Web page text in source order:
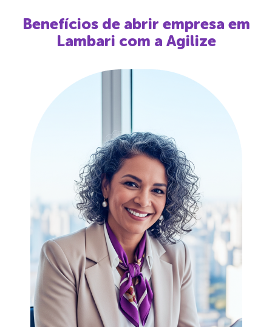
Benefícios de abrir empresa em
Lambari com a Agilize